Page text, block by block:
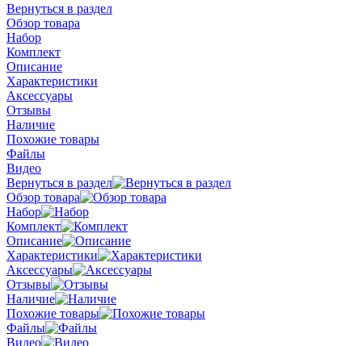
Вернуться в раздел
Обзор товара
Набор
Комплект
Описание
Характеристики
Аксессуары
Отзывы
Наличие
Похожие товары
Файлы
Видео
Вернуться в раздел
Обзор товара
Набор
Комплект
Описание
Характеристики
Аксессуары
Отзывы
Наличие
Похожие товары
Файлы
Видео